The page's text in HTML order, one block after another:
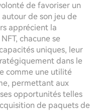
de favoriser un
de son jeu de
apprécient la
chacune se
uniques, leur
dans le
comme une utilité
permettant aux
opportunités telles
de paquets de